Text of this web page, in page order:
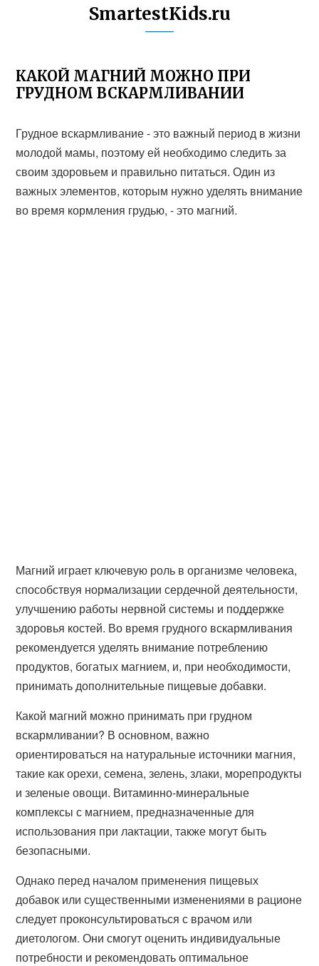
SmartestKids.ru
КАКОЙ МАГНИЙ МОЖНО ПРИ
ГРУДНОМ ВСКАРМЛИВАНИИ
Грудное вскармливание - это важный период в жизни
молодой мамы, поэтому ей необходимо следить за
своим здоровьем и правильно питаться. Один из
важных элементов, которым нужно уделять внимание
во время кормления грудью, - это магний.
Магний играет ключевую роль в организме человека,
способствуя нормализации сердечной деятельности,
улучшению работы нервной системы и поддержке
здоровья костей. Во время грудного вскармливания
рекомендуется уделять внимание потреблению
продуктов, богатых магнием, и, при необходимости,
принимать дополнительные пищевые добавки.
Какой магний можно принимать при грудном
вскармливании? В основном, важно
ориентироваться на натуральные источники магния,
такие как орехи, семена, зелень, злаки, морепродукты
и зеленые овощи. Витаминно-минеральные
комплексы с магнием, предназначенные для
использования при лактации, также могут быть
безопасными.
Однако перед началом применения пищевых
добавок или существенными изменениями в рационе
следует проконсультироваться с врачом или
диетологом. Они смогут оценить индивидуальные
потребности и рекомендовать оптимальное